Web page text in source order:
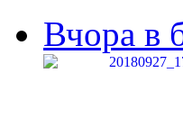
Вчора в